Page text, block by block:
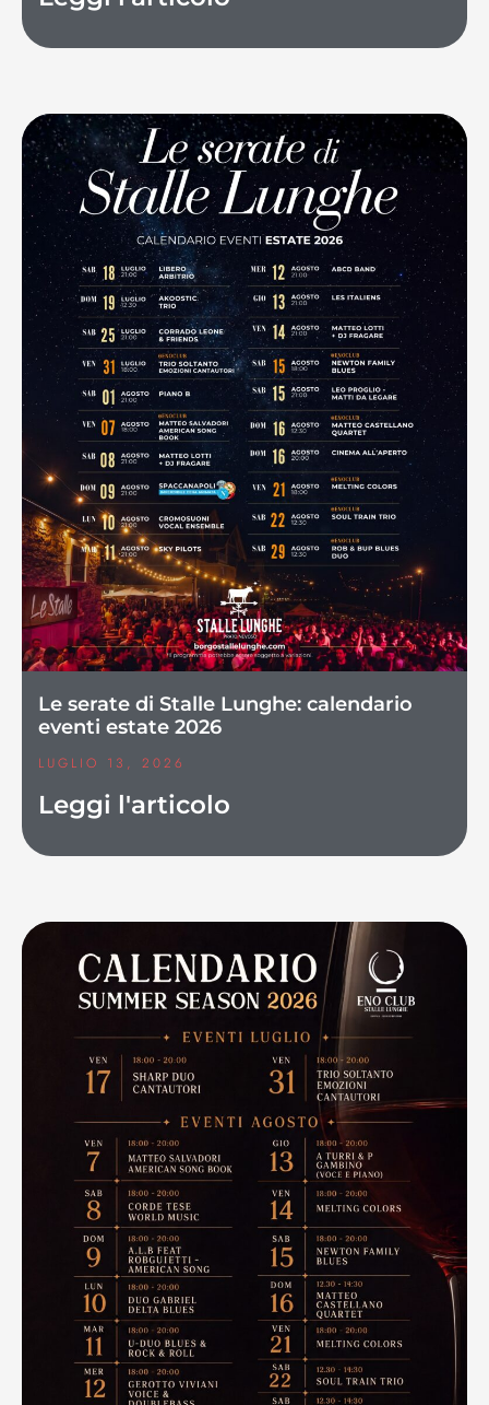
Le serate di Stalle Lunghe: calendario
eventi estate 2026
LUGLIO 13, 2026
Leggi l'articolo